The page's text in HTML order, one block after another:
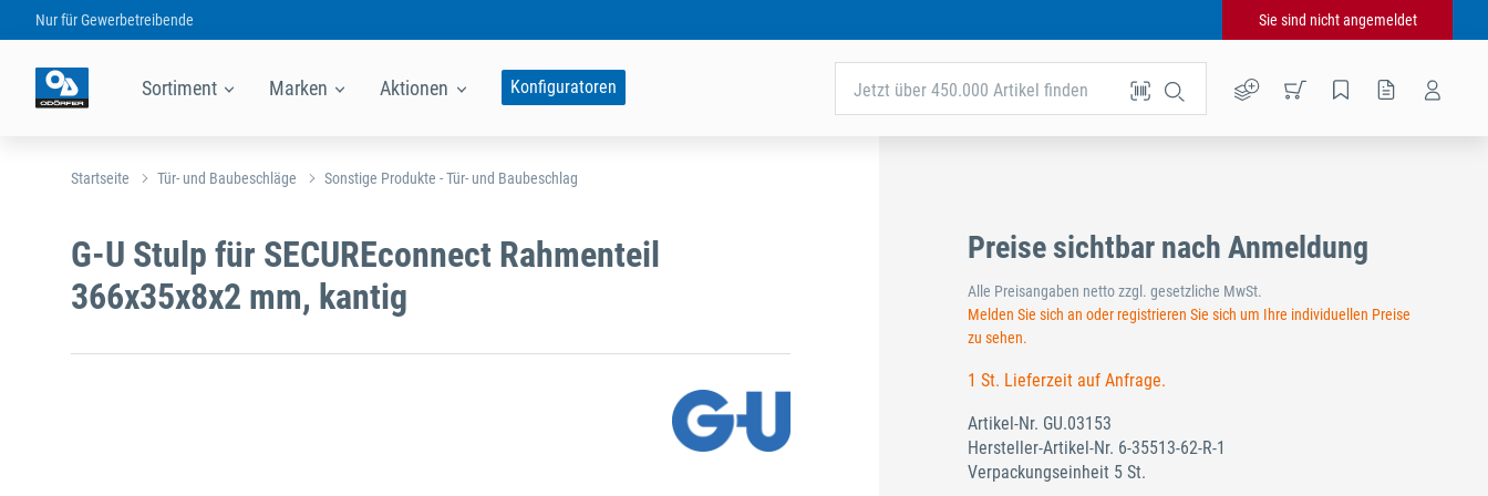
Nur fürGewerbetreibende Sie sind nicht angemeldet
Sortiment Marken Aktionen Konfiguratoren Jetzt über 450.000 Artikel finden
Startseite Tür- und Baubeschläge Sonstige Produkte - Tür- und Baubeschlag
G-U Stulp für SECUREconnect Rahmenteil
366x35x8x2 mm, kantig
Preise sichtbar nach Anmeldung
Alle Preisangaben netto zzgl. gesetzliche MwSt.
Melden Sie sich an oder registrieren Sie sich um Ihre individuellen Preise
zu sehen.
1 St. Lieferzeit auf Anfrage.
Artikel-Nr. GU.03153
Hersteller-Artikel-Nr. 6-35513-62-R-1
Verpackungseinheit 5 St.